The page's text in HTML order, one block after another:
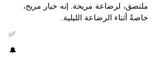
ملتصق، لرضاعة مريحة. إنه خيار مريح،
خاصةً أثناء الرضاعة الليلية.
✅
🔔